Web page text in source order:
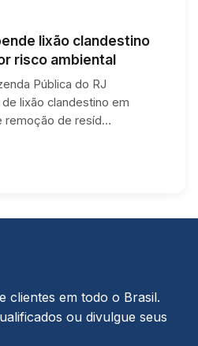
lixão clandestino
risco ambiental
Pública do RJ
lixão clandestino em
remoção de resíd…
clientes em todo o Brasil.
ou divulgue seus